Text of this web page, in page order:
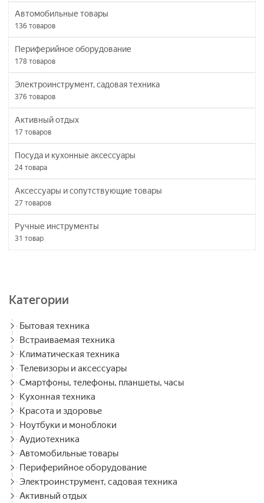
Автомобильные товары
136 товаров
Периферийное оборудование
178 товаров
Электроинструмент, садовая техника
376 товаров
Активный отдых
17 товаров
Посуда и кухонные аксессуары
24 товара
Аксессуары и сопутствующие товары
27 товаров
Ручные инструменты
31 товар
Категории
Бытовая техника
Встраиваемая техника
Климатическая техника
Телевизоры и аксессуары
Смартфоны, телефоны, планшеты, часы
Кухонная техника
Красота и здоровье
Ноутбуки и моноблоки
Аудиотехника
Автомобильные товары
Периферийное оборудование
Электроинструмент, садовая техника
Активный отдых